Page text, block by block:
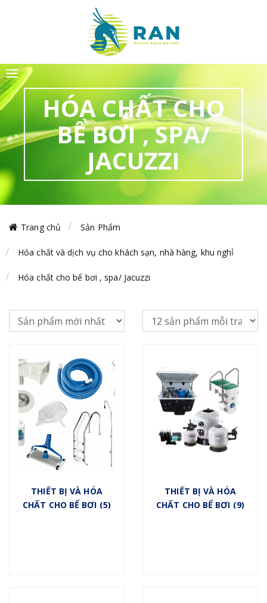
HÓA CHẤT CHO
BỂ BƠI , SPA/
JACUZZI
Trang chủ Sản Phẩm
Hóa chất và dịch vụ cho khách sạn, nhà hàng, khu nghỉ
Hóa chất cho bể bơi , spa/ Jacuzzi
THIẾT BỊ VÀ HÓA
CHẤT CHO BỂ BƠI (5)
THIẾT BỊ VÀ HÓA
CHẤT CHO BỂ BƠI (9)